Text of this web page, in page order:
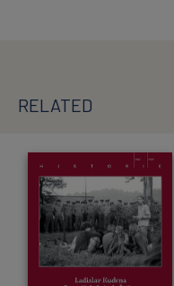
RELATED